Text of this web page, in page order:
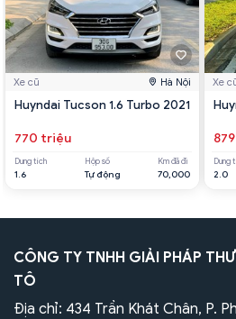
Xe cũ Hà Nội
Huyndai Tucson 1.6 Turbo 2021
770 triệu
Dung tích
1.6
Hộp số
Tự động
Km đã đi
70,000
Xe
Dung
2.0
CÔNG TY TNHH GIẢI PHÁP
TÔ
Địa chỉ: 434 Trần Khát Chân, P.